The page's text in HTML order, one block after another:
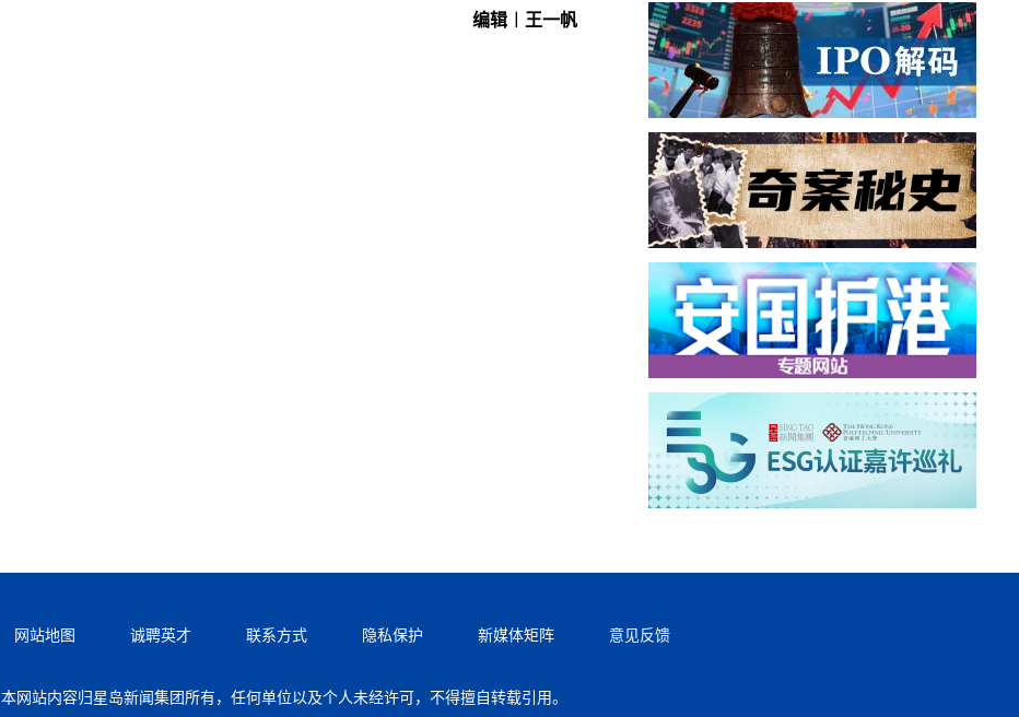
编辑︱王一帆
网站地图 诚聘英才 联系方式 隐私保护 新媒体矩阵 意见反馈
本网站内容归星岛新闻集团所有，任何单位以及个人未经许可，不得擅自转载引用。